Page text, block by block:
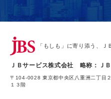
「もしも」に寄り添う、Ｊ
ＪＢサービス株式会社 略称：Ｊ
〒104-0028 東京都中央区八重洲二丁目
１３階